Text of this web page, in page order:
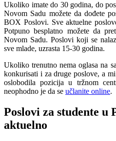
Ukoliko imate do 30 godina, do
Novom Sadu možete da dođete
BOX Poslovi. Sve aktuelne
Potpuno besplatno možete da
Novom Sadu. Poslovi koji se
sve mlade, uzrasta 15-30 godina.
Ukoliko trenutno nema oglasa na
konkurisati i za druge poslove, a
oslobodila pozicija u tržnom
neophodno je da se učlanite online.
Poslovi za studente u
aktuelno